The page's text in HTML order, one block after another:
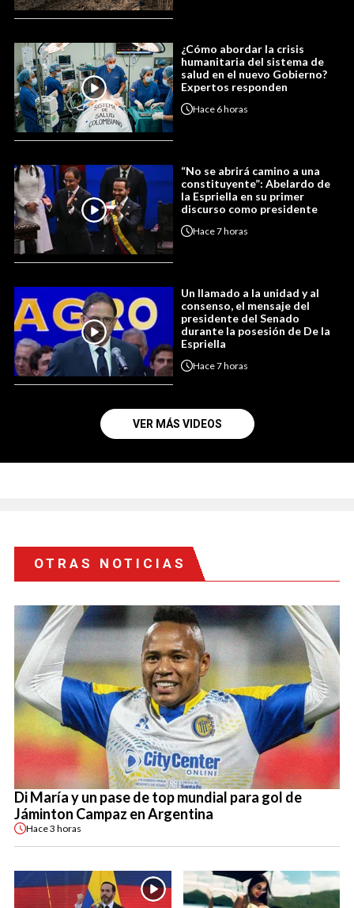
¿Cómo abordar la crisis
humanitaria del sistema de
salud en el nuevo Gobierno?
Expertos responden
Hace 6 horas
“No se abrirá camino a una
constituyente”: Abelardo de
la Espriella en su primer
discurso como presidente
Hace7 horas
Un llamado a la unidad y al
consenso, el mensaje del
presidente del Senado
durante la posesión de De la
Espriella
Hace7 horas
VER MÁS VIDEOS
OTRAS NOTICIAS
Di María y un pase de top mundial para gol de
Jáminton Campaz en Argentina
Hace3 horas